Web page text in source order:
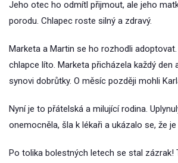
Jeho otec ho odmítl přijmout, ale jeho
porodu. Chlapec roste silný a zdravý.
Marketa a Martin se ho rozhodli
chlapce líto. Marketa přicházela každý den
synovi dobrůtky. O měsíc později mohli
Nyní je to přátelská a milující rodina.
onemocněla, šla k lékaři a ukázalo se, že
Po tolika bolestných letech se stal zázrak!